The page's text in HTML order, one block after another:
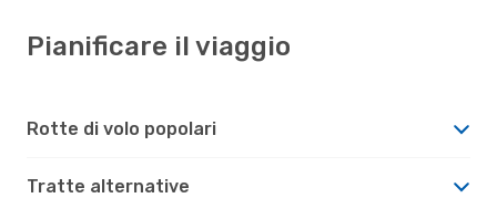
Pianificare il viaggio
Rotte di volo popolari
Tratte alternative